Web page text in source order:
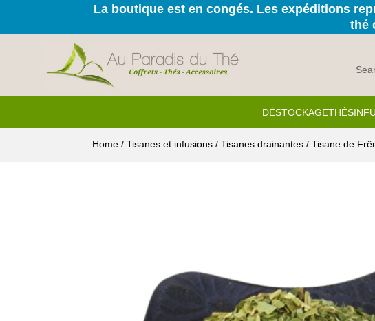
La boutique est en congés. Les expéditions
thé
DÉSTOCKAGETHÉS
Home /Tisanes et infusions /Tisanes drainantes / Tisane de